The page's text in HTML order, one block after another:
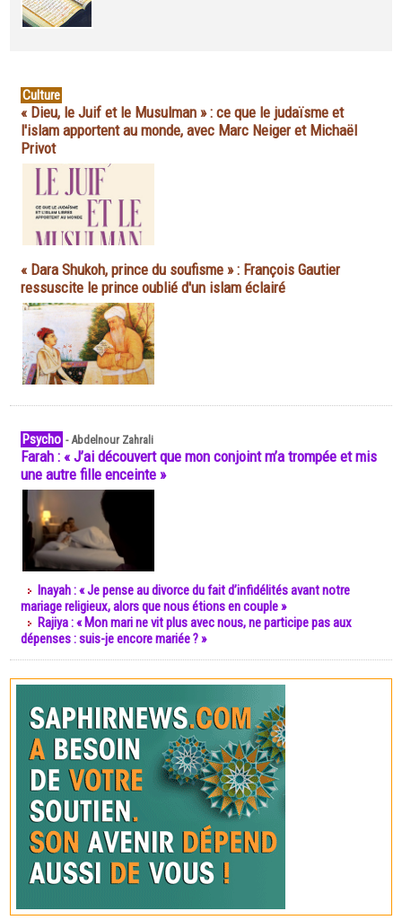
Culture
« Dieu, le Juif et le Musulman » : ce que le judaïsme et
l'islam apportent au monde, avec Marc Neiger et Michaël
Privot
« Dara Shukoh, prince du soufisme » : François Gautier
ressuscite le prince oublié d'un islam éclairé
Psycho -Abdelnour Zahrali
Farah : « J’ai découvert que mon conjoint m’a trompée et mis
une autre fille enceinte »
Inayah : « Je pense au divorce du fait d’infidélités avant notre
mariage religieux, alors que nous étions en couple »
Rajiya : « Mon mari ne vit plus avec nous, ne participe pas aux
dépenses : suis-je encore mariée ? »